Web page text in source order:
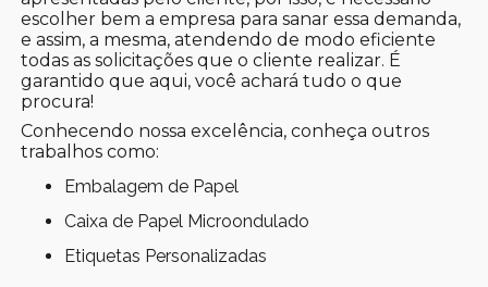
escolher bem a empresa para sanar essa demanda,
e assim, a mesma, atendendo de modo eficiente
todas as solicitações que o cliente realizar. É
garantido que aqui, você achará tudo o que
procura!
Conhecendo nossa excelência, conheça outros
trabalhos como:
Embalagem de Papel
Caixa de Papel Microondulado
Etiquetas Personalizadas